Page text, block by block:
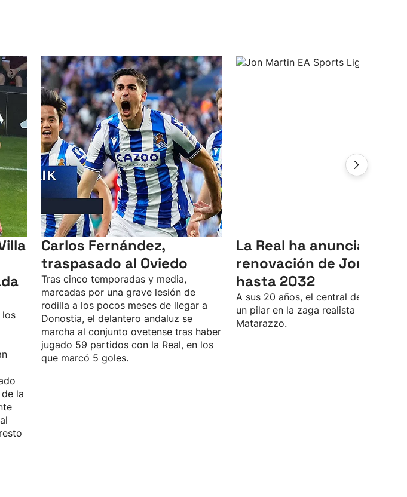
los
la
Carlos Fernández,
traspasado al Oviedo
Tras cinco temporadas y media,
marcadas por una grave lesión de
rodilla a los pocos meses de llegar a
Donostia, el delantero andaluz se
marcha al conjunto ovetense tras haber
jugado 59 partidos con la Real, en los
que marcó 5 goles.
La Real ha anunciado la
renovación de Jon
hasta 2032
A sus 20 años, el central de Lasarte
un pilar en la zaga realista para Rino
Matarazzo.